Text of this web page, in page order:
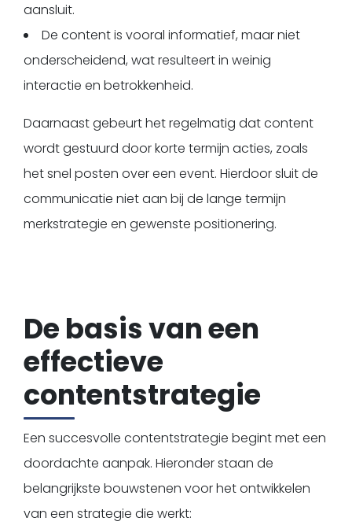
aansluit.
De content is vooral informatief, maar niet
onderscheidend, wat resulteert in weinig
interactie en betrokkenheid.
Daarnaast gebeurt het regelmatig dat content
wordt gestuurd door korte termijn acties, zoals
het snel posten over een event. Hierdoor sluit de
communicatie niet aan bij de lange termijn
merkstrategie en gewenste positionering.
De basis van een
effectieve
contentstrategie
Een succesvolle contentstrategie begint met een
doordachte aanpak. Hieronder staan de
belangrijkste bouwstenen voor het ontwikkelen
van een strategie die werkt: